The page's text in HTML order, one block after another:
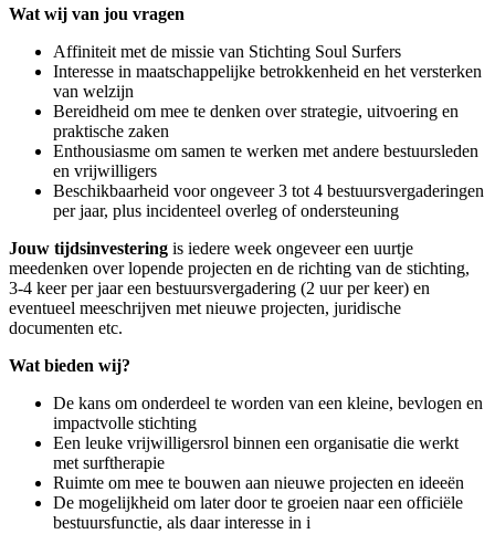
Wat wij van jou vragen
Affiniteit met de missie van Stichting Soul Surfers
Interesse in maatschappelijke betrokkenheid en het versterken
van welzijn
Bereidheid om mee te denken over strategie, uitvoering en
praktische zaken
Enthousiasme om samen te werken met andere bestuursleden
en vrijwilligers
Beschikbaarheid voor ongeveer 3 tot 4 bestuursvergaderingen
per jaar, plus incidenteel overleg of ondersteuning
Jouw tijdsinvestering is iedere week ongeveer een uurtje
meedenken over lopende projecten en de richting van de stichting,
3-4 keer per jaar een bestuursvergadering (2 uur per keer) en
eventueel meeschrijven met nieuwe projecten, juridische
documenten etc.
Wat bieden wij?
De kans om onderdeel te worden van een kleine, bevlogen en
impactvolle stichting
Een leuke vrijwilligersrol binnen een organisatie die werkt
met surftherapie
Ruimte om mee te bouwen aan nieuwe projecten en ideeën
De mogelijkheid om later door te groeien naar een officiële
bestuursfunctie, als daar interesse in i